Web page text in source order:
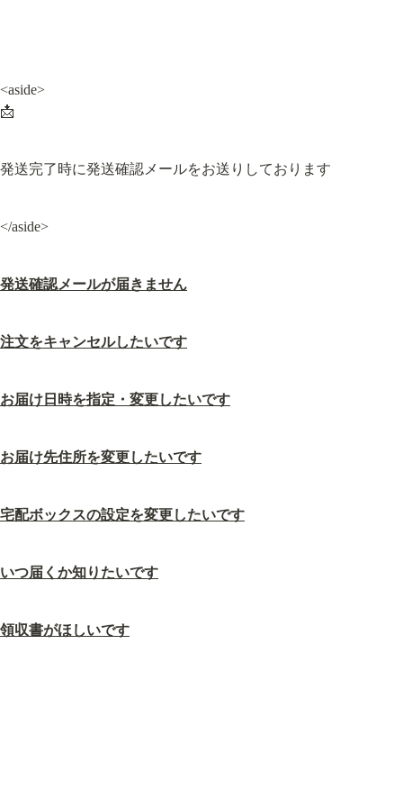
<aside>
📩
発送完了時に発送確認メールをお送りしております
</aside>
発送確認メールが届きません
注文をキャンセルしたいです
お届け日時を指定・変更したいです
お届け先住所を変更したいです
宅配ボックスの設定を変更したいです
いつ届くか知りたいです
領収書がほしいです